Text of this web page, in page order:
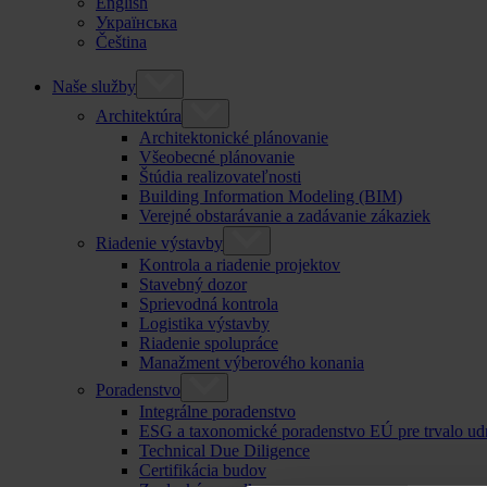
Українська
Čeština
Naše služby
Architektúra
Architektonické plánovanie
Všeobecné plánovanie
Štúdia realizovateľnosti
Building Information Modeling (BIM)
Verejné obstarávanie a zadávanie zákaziek
Riadenie výstavby
Kontrola a riadenie projektov
Stavebný dozor
Sprievodná kontrola
Logistika výstavby
Riadenie spolupráce
Manažment výberového konania
Poradenstvo
Integrálne poradenstvo
ESG a taxonomické poradenstvo EÚ pre trvalo
Technical Due Diligence
Certifikácia budov